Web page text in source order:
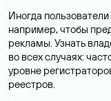
Иногда
например, чтобы
рекламы. Узнать
во всех случаях:
уровне
реестров.